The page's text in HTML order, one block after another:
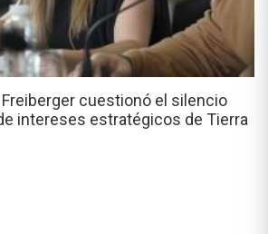
Freiberger cuestionó el silencio
intereses estratégicos de Tierra